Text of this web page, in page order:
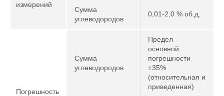
измерений
Сумма
углеводородов
0,01-2,0 % об.д.
Погрешность
Сумма
углеводородов
Предел
основной
погрешности
±35%
(относительная и
приведенная)